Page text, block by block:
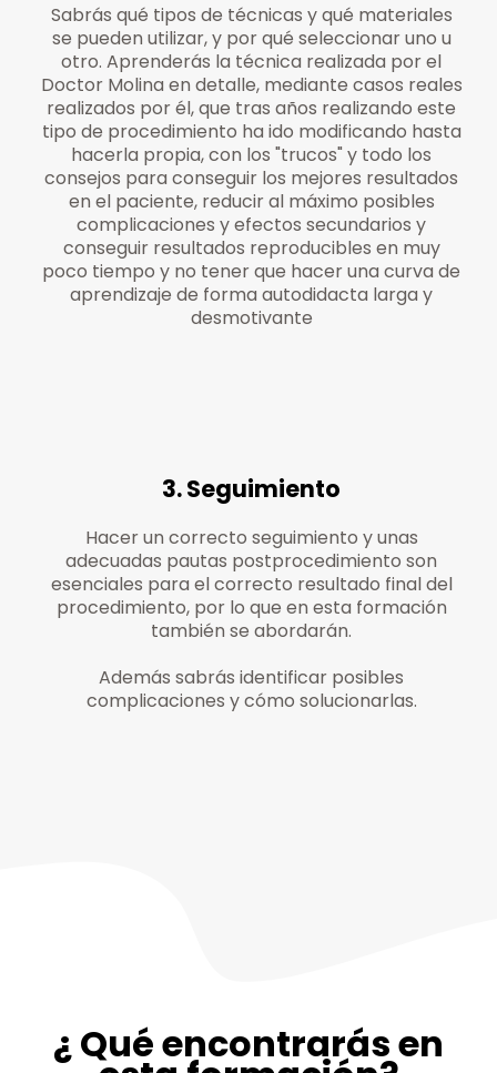
Sabrás qué tipos de técnicas y qué materiales
se pueden utilizar, y por qué seleccionar uno u
otro. Aprenderás la técnica realizada por el
Doctor Molina en detalle, mediante casos reales
realizados por él, que tras años realizando este
tipo de procedimiento ha ido modificando hasta
hacerla propia, con los "trucos" y todo los
consejos para conseguir los mejores resultados
en el paciente, reducir al máximo posibles
complicaciones y efectos secundarios y
conseguir resultados reproducibles en muy
poco tiempo y no tener que hacer una curva de
aprendizaje de forma autodidacta larga y
desmotivante
3. Seguimiento
Hacer un correcto seguimiento y unas
adecuadas pautas postprocedimiento son
esenciales para el correcto resultado final del
procedimiento, por lo que en esta formación
también se abordarán.
Además sabrás identificar posibles
complicaciones y cómo solucionarlas.
¿ Qué encontrarás en